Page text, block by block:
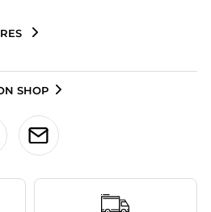
SHOP